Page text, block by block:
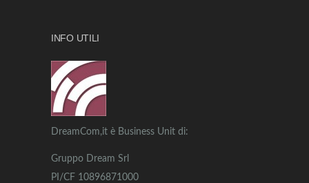
INFO UTILI
DreamCom,it è Business Unit di:
Gruppo Dream Srl
PI/CF 10896871000